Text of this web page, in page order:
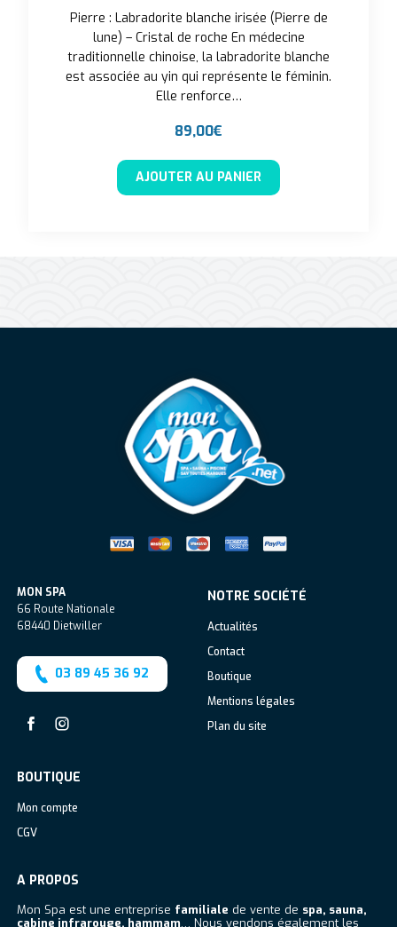
Pierre : Labradorite blanche irisée (Pierre de
lune) – Cristal de roche En médecine
traditionnelle chinoise, la labradorite blanche
est associée au yin qui représente le féminin.
Elle renforce…
89,00€
AJOUTER AU PANIER
MON SPA
66 Route Nationale
68440 Dietwiller
03 89 45 36 92
NOTRE SOCIÉTÉ
Actualités
Contact
Boutique
Mentions légales
Plan du site
BOUTIQUE
Mon compte
CGV
A PROPOS
Mon Spa est une entreprise familiale de vente de spa, sauna,
cabine infrarouge, hammam… Nous vendons également les